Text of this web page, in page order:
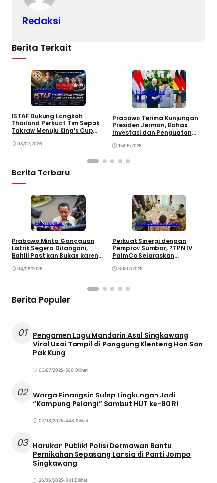
Redaksi
Berita Terkait
Internasional
Olahraga
ISTAF Dukung Langkah
Thailand Perkuat Tim Sepak
Takraw Menuju King’s Cup
03/07/2026
Internasional
Megapolitan
Prabowo Terima Kunjungan
Presiden Jerman, Bahas
Investasi dan Penguatan
15/06/2026
Berita Terbaru
Megapolitan
Prabowo Minta Gangguan
Listrik Segera Ditangani,
Bahlil Pastikan Bukan karena
04/08/2026
PerkebunanSumbar
Perkuat Sinergi dengan
Pemprov Sumbar, PTPN IV
PalmCo Selaraskan
Pembangunan Daerah
30/07/2026
Berita Populer
01
Pengamen Lagu Mandarin Asal Singkawang
Viral Usai Tampil di Panggung Klenteng Hon San
Pak Kung
03/07/2025•506 Dilihat
02 Warga Pinangsia Sulap Lingkungan Jadi
“Kampung Pelangi” Sambut HUT ke-80 RI
07/08/2025•448 Dilihat
03 Harukan Publik! Polisi Dermawan Bantu
Pernikahan Sepasang Lansia di Panti Jompo
Singkawang
26/06/2025•331 Dilihat